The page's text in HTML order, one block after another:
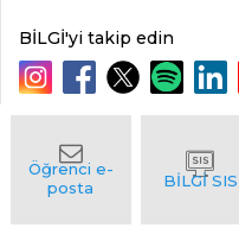
BİLGİ'yi takip edin